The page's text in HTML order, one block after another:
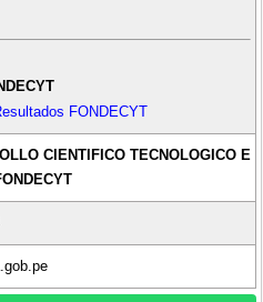
FONDECYT
CIENTIFICO TECNOLOGICO E